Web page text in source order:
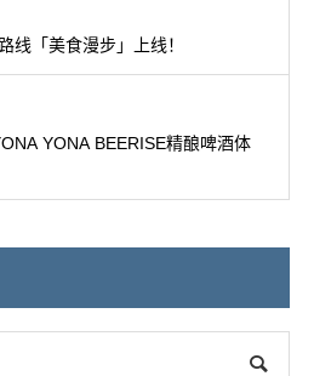
线「美食漫步」上线！
YONA BEERISE精酿啤酒体